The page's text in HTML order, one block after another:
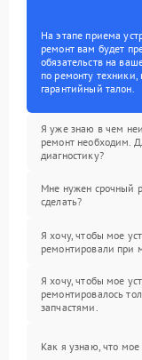
На этапе приема
ремонт вам будет
обязательств на
по ремонту
гарантийный талон.
Я уже знаю в чем
ремонт необходим.
диагностику?
Мне нужен срочный
сделать?
Я хочу, чтобы мое
ремонтировали при
Я хочу, чтобы мое
ремонтировалось
запчастями.
Как я узнаю, что мое